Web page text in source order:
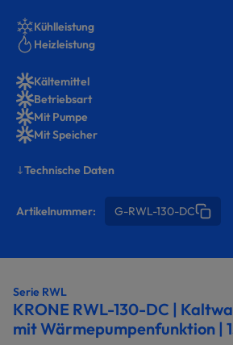
Kühlleistung
Heizleistung
Kältemittel
Betriebsart
Mit Pumpe
Mit Speicher
Technische Daten
Artikelnummer: G-RWL-130-DC
Serie RWL
KRONE RWL-130-DC |
mit Wärmepumpenfunktion |